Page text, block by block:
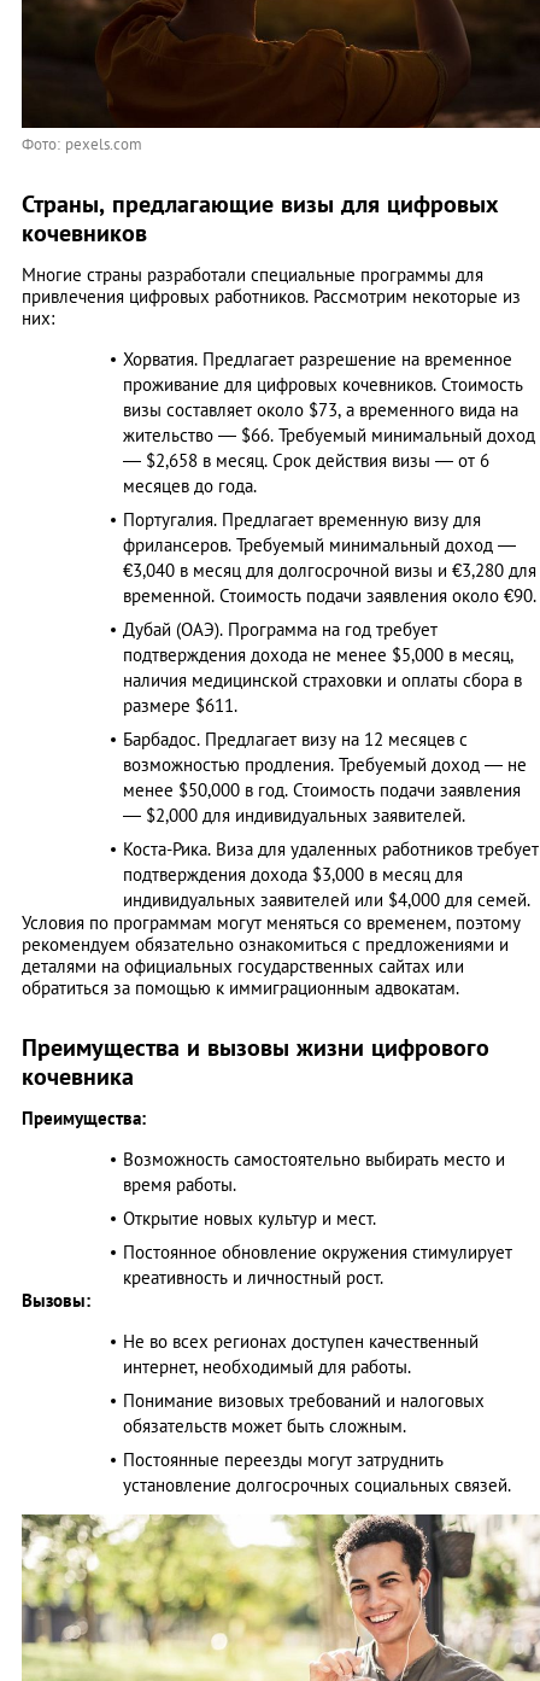
Фото: pexels.com
Страны, предлагающие визы для цифровых
кочевников
Многие страны разработали специальные программы для
привлечения цифровых работников. Рассмотрим некоторые из
них:
Хорватия. Предлагает разрешение на временное
проживание для цифровых кочевников. Стоимость
визы составляет около $73, а временного вида на
жительство — $66. Требуемый минимальный доход
— $2,658 в месяц. Срок действия визы — от 6
месяцев до года. ​
Португалия. Предлагает временную визу для
фрилансеров. Требуемый минимальный доход —
€3,040 в месяц для долгосрочной визы и €3,280 для
временной. Стоимость подачи заявления около €90. ​
Дубай (ОАЭ). Программа на год требует
подтверждения дохода не менее $5,000 в месяц,
наличия медицинской страховки и оплаты сбора в
размере $611. ​
Барбадос. Предлагает визу на 12 месяцев с
возможностью продления. Требуемый доход — не
менее $50,000 в год. Стоимость подачи заявления
— $2,000 для индивидуальных заявителей. ​
Коста-Рика. Виза для удаленных работников требует
подтверждения дохода $3,000 в месяц для
индивидуальных заявителей или $4,000 для семей. ​
Условия по программам могут меняться со временем, поэтому
рекомендуем обязательно ознакомиться с предложениями и
деталями на официальных государственных сайтах или
обратиться за помощью к иммиграционным адвокатам.
Преимущества и вызовы жизни цифрового
кочевника
Преимущества:
Возможность самостоятельно выбирать место и
время работы.​
Открытие новых культур и мест.
Постоянное обновление окружения стимулирует
креативность и личностный рост.​
Вызовы:
Не во всех регионах доступен качественный
интернет, необходимый для работы.​
Понимание визовых требований и налоговых
обязательств может быть сложным.​
Постоянные переезды могут затруднить
установление долгосрочных социальных связей.